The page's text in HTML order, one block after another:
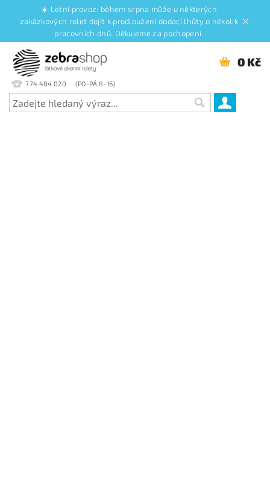
☀️ Letní provoz: během srpna může u některých
zakázkových rolet dojít k prodloužení dodací lhůty o několik
pracovních dnů. Děkujeme za pochopení.
774 484 020
0 Kč